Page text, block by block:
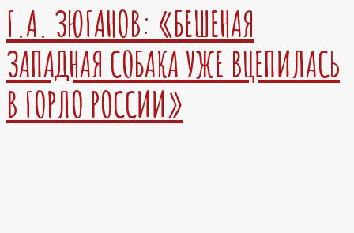
Г.А. ЗЮГАНОВ: «БЕШЕНАЯ
ЗАПАДНАЯ СОБАКА УЖЕ ВЦЕПИЛАСЬ
В ГОРЛО РОССИИ»